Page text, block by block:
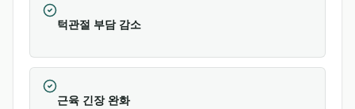
턱관절 부담 감소
근육 긴장 완화